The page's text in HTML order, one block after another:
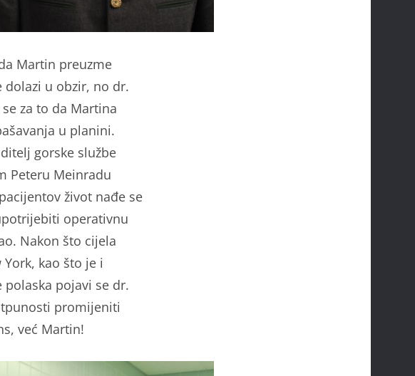
Martin preuzme
dolazi u obzir, no dr.
za to da Martina
u planini.
gorske službe
Peteru Meinradu
život nađe se
operativnu
Nakon što cijela
kao što je i
pojavi se dr.
promijeniti
već Martin!